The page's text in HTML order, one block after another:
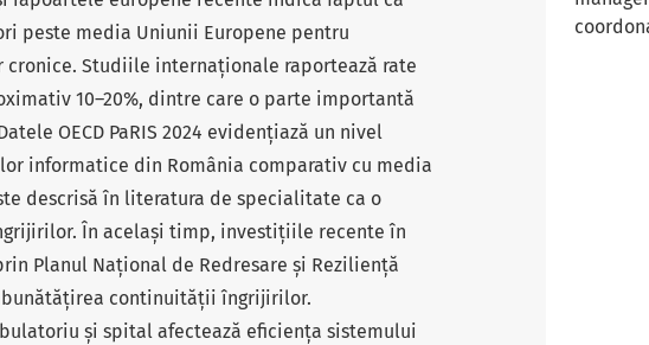
peste media Uniunii Europene pentru
Studiile internaționale raportează rate
10–20%, dintre care o parte importantă
OECD PaRIS 2024 evidențiază un nivel
informatice din România comparativ cu media
descrisă în literatura de specialitate ca o
În același timp, investițiile recente în
Planul Național de Redresare și Reziliență
continuității îngrijirilor.
și spital afectează eficiența sistemului